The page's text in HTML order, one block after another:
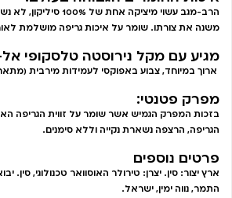
הרב-מגב עשוי מיציקה אחת
משנה את צורתו. שומר על איכות גריפה מושלמת
מגיע עם מקל נירוסטה טלסקופי
ארוך במיוחד, צבוע באפוקסי לעמידות מירבית (מתארך עד
מפרק פטנטי:
בזכות המפרק הגמיש אשר שומר על זווית הגריפה
הגריפה, הרצפה נשארת נקייה וללא סימנים.
פרטים נוספים
ארץ יצור: סין. יצרן: טירולר האוסוואר טכנולוגי, סין.
התמר, נווה ימין, ישראל.